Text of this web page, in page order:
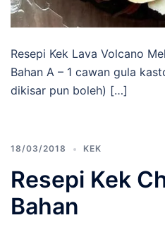
Resepi Kek Lava Volcano
Bahan A – 1 cawan gula
dikisar pun boleh) […]
18/03/2018 KEK
Resepi Kek
Bahan